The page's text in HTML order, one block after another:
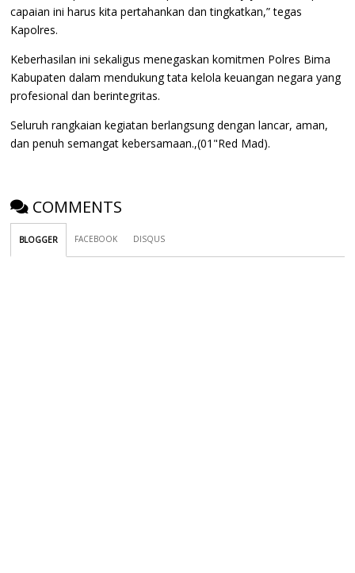
capaian ini harus kita pertahankan dan tingkatkan,” tegas
Kapolres.
Keberhasilan ini sekaligus menegaskan komitmen Polres Bima
Kabupaten dalam mendukung tata kelola keuangan negara yang
profesional dan berintegritas.
Seluruh rangkaian kegiatan berlangsung dengan lancar, aman,
dan penuh semangat kebersamaan.,(01"Red Mad).
COMMENTS
BLOGGER FACEBOOK DISQUS